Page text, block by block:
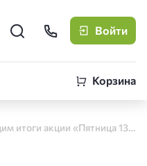
Войти
Корзина
Подводим итоги акции «Пятница 13: Фредди против Джейсона»